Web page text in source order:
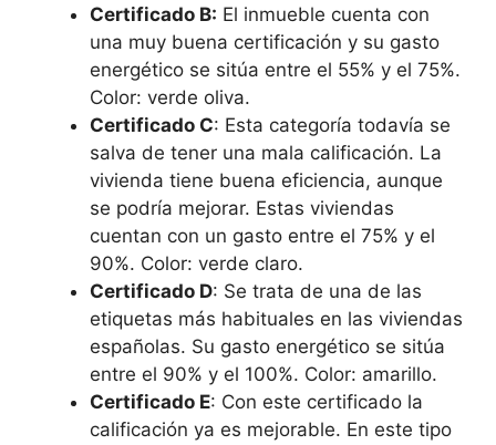
Certificado B: El inmueble cuenta con
una muy buena certificación y su gasto
energético se sitúa entre el 55% y el 75%.
Color: verde oliva.
Certificado C: Esta categoría todavía se
salva de tener una mala calificación. La
vivienda tiene buena eficiencia, aunque
se podría mejorar. Estas viviendas
cuentan con un gasto entre el 75% y el
90%. Color: verde claro.
Certificado D: Se trata de una de las
etiquetas más habituales en las viviendas
españolas. Su gasto energético se sitúa
entre el 90% y el 100%. Color: amarillo.
Certificado E: Con este certificado la
calificación ya es mejorable. En este tipo